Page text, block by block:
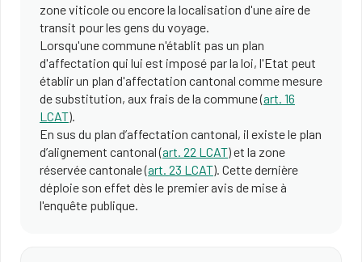
zone viticole ou encore la localisation d'une aire de
transit pour les gens du voyage.
Lorsqu'une commune n'établit pas un plan
d'affectation qui lui est imposé par la loi, l'Etat peut
établir un plan d'affectation cantonal comme mesure
de substitution, aux frais de la commune (art. 16
LCAT).
En sus du plan d’affectation cantonal, il existe le plan
d’alignement cantonal (art. 22 LCAT) et la zone
réservée cantonale (art. 23 LCAT). Cette dernière
déploie son effet dès le premier avis de mise à
l'enquête publique.